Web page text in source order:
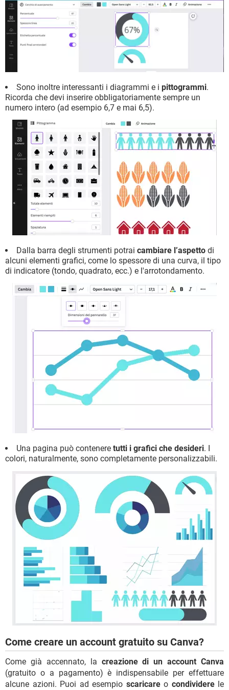
Sono inoltre interessanti i diagrammi e i pittogrammi.
Ricorda che devi inserire obbligatoriamente sempre un
numero intero (ad esempio 6,7 e mai 6,5).
Dalla barra degli strumenti potrai cambiare l’aspetto di
alcuni elementi grafici, come lo spessore di una curva, il tipo
di indicatore (tondo, quadrato, ecc.) e l'arrotondamento.
Una pagina può contenere tutti i grafici che desideri. I
colori, naturalmente, sono completamente personalizzabili.
Come creare un account gratuito su Canva?
Come già accennato, la creazione di un account Canva
(gratuito o a pagamento) è indispensabile per effettuare
alcune azioni. Puoi ad esempio scaricareo condividerele